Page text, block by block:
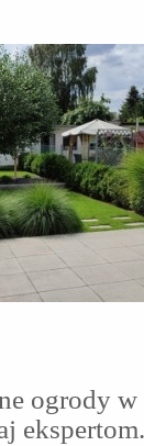
ogrody w
ekspertom.